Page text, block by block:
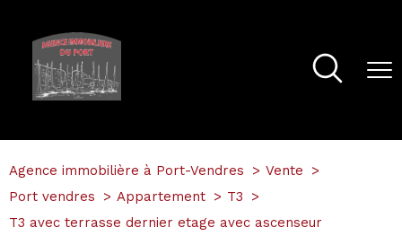
Agence immobilière à Port-Vendres
Vente
Port vendres
Appartement
T3
T3 avec terrasse dernier etage avec ascenseur